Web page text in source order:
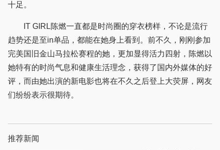
十足。
IT GIRL陈燃一直都是时尚圈的穿衣榜样，不论是流行
趋势还是至in单品，都能在她身上看到。前不久，刚刚参加
完美国旧金山马拉松赛程的她，更加显得活力四射，陈燃以
她特有的时尚气息和健康生活理念，获得了国内外媒体的好
评，而由她出演的新电影也将在不久之后登上大荧屏，网友
们纷纷表示很期待。
推荐新闻